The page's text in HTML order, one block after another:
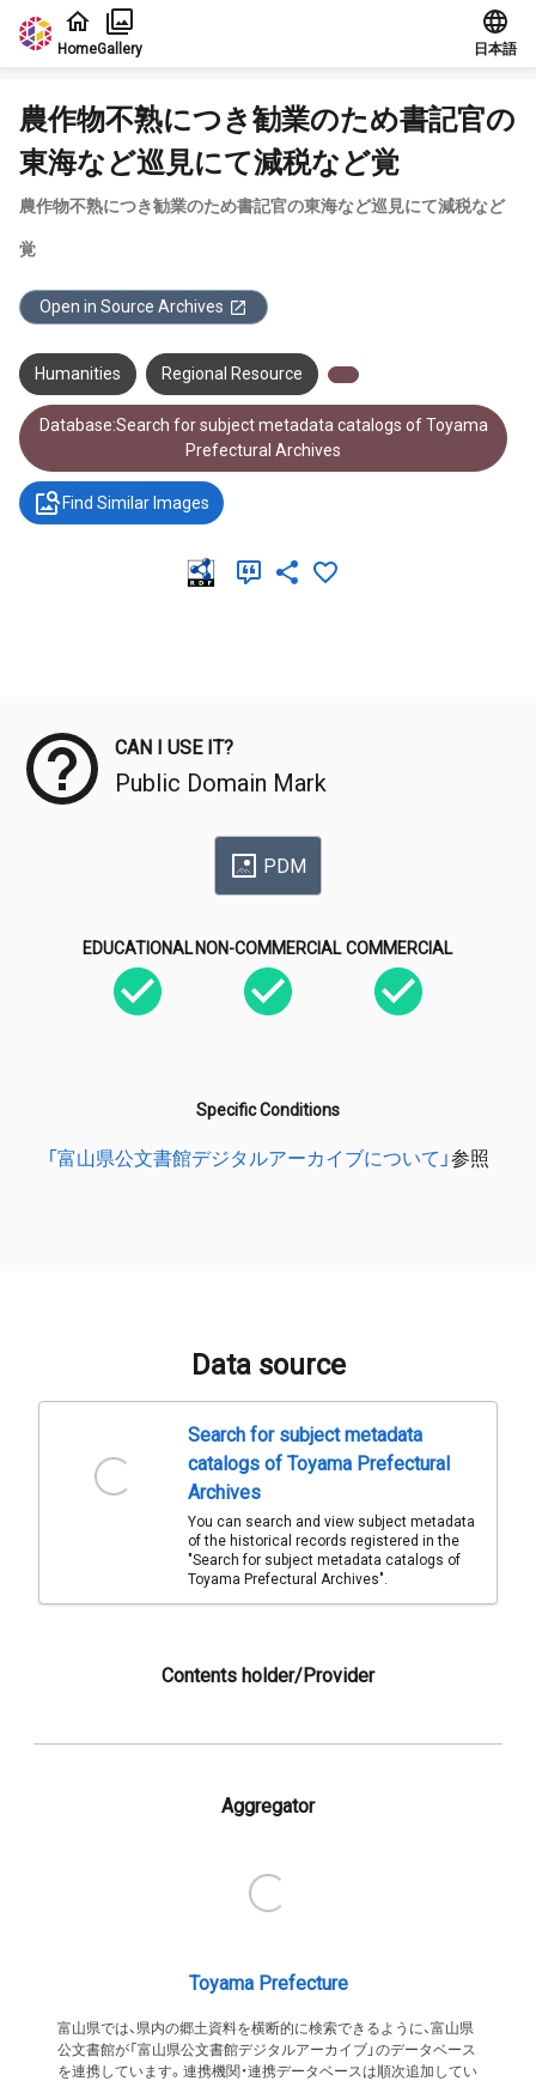
Jump to main content
HomeGallery 日本語
農作物不熟につき勧業のため書記官の
東海など巡見にて減税など覚
農作物不熟につき勧業のため書記官の東海など巡見にて減税など
覚
Open in Source Archives
Humanities Regional Resource
Database:Search for subject metadata catalogs of Toyama
Prefectural Archives
Find Similar Images
CAN I USE IT?
Public Domain Mark
PDM
EDUCATIONAL NON-COMMERCIAL COMMERCIAL
Specific Conditions
「富山県公文書館デジタルアーカイブについて」参照
Data source
Search for subject metadata
catalogs of Toyama Prefectural
Archives
You can search and view subject metadata
of the historical records registered in the
"Search for subject metadata catalogs of
Toyama Prefectural Archives".
Contents holder/Provider
Aggregator
Toyama Prefecture
富山県では、県内の郷土資料を横断的に検索できるように、富山県
公文書館が「富山県公文書館デジタルアーカイブ」のデータベース
を連携しています。連携機関・連携データベースは順次追加してい